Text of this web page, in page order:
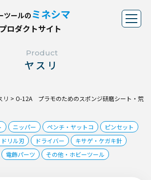
ツールのミネシマ
プロダク トサイ ト
Product
ヤスリ
リ > O-12A プラモのためのスポンジ研磨シート・荒
ニッパー ペンチ・ヤットコ
ピンセット
リル刃 ドライバー
キサゲ・ケガキ針
電飾パーツ その他・ホビーツール